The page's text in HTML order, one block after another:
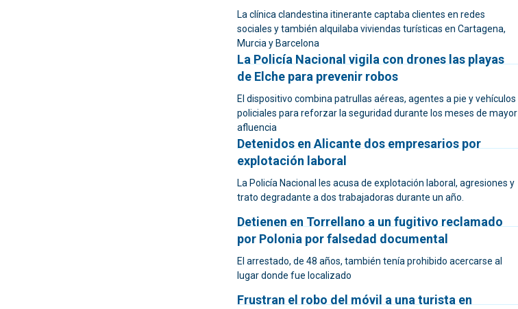
La clínica clandestina itinerante captaba clientes en redes
sociales y también alquilaba viviendas turísticas en Cartagena,
Murcia y Barcelona
La Policía Nacional vigila con drones las playas
de Elche para prevenir robos
El dispositivo combina patrullas aéreas, agentes a pie y vehículos
policiales para reforzar la seguridad durante los meses de mayor
afluencia
Detenidos en Alicante dos empresarios por
explotación laboral
La Policía Nacional les acusa de explotación laboral, agresiones y
trato degradante a dos trabajadoras durante un año.
Detienen en Torrellano a un fugitivo reclamado
por Polonia por falsedad documental
El arrestado, de 48 años, también tenía prohibido acercarse al
lugar donde fue localizado
Frustran el robo del móvil a una turista en